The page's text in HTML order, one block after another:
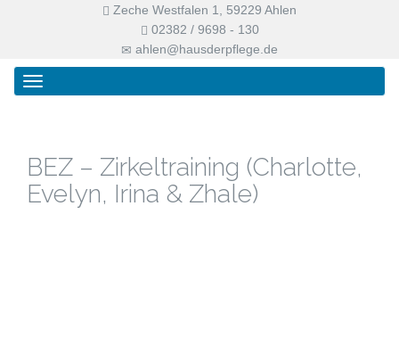
Zeche Westfalen 1, 59229 Ahlen
02382 / 9698 - 130
ahlen@hausderpflege.de
Primary
Menu
Skip
Haus der Pflege
BEZ – Zirkeltraining (Charlotte,
Evelyn, Irina & Zhale)